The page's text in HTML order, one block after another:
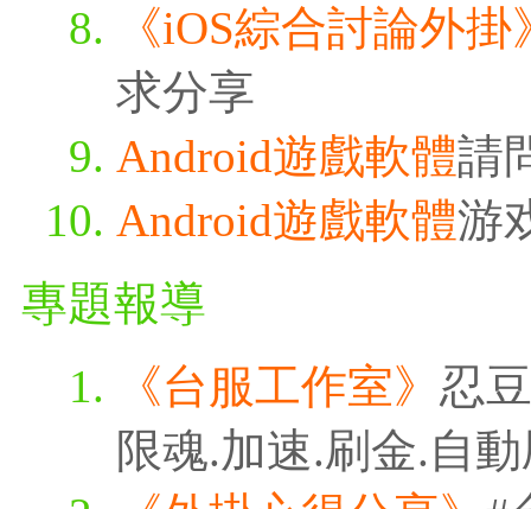
《iOS綜合討論外掛
求分享
Android遊戲軟體請
Android遊戲軟體游
專題報導
《台服工作室》 忍
限魂.加速.刷金.自